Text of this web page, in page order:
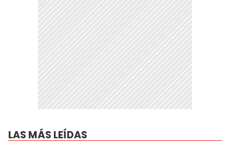
LAS MÁS LEÍDAS